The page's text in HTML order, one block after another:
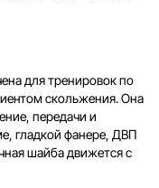
для тренировок по
скольжения. Она
передачи и
гладкой фанере, ДВП
шайба движется с